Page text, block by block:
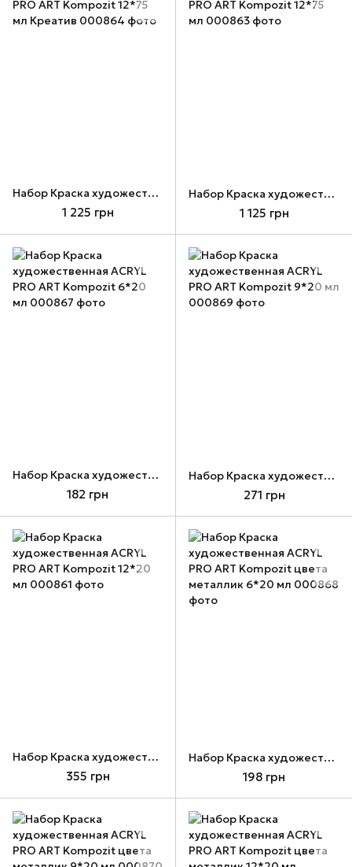
Набор Краска художественная ACRYL PRO ART Kompozit 12*75 мл Креатив
1 225 грн
Набор Краска художественная ACRYL PRO ART Kompozit 12*75 мл
1 125 грн
Набор Краска художественная ACRYL PRO ART Kompozit 6*20 мл
182 грн
Набор Краска художественная ACRYL PRO ART Kompozit 9*20 мл
271 грн
Набор Краска художественная ACRYL PRO ART Kompozit 12*20 мл
355 грн
Набор Краска художественная ACRYL PRO ART Kompozit цвета металлик 6*20 мл
198 грн